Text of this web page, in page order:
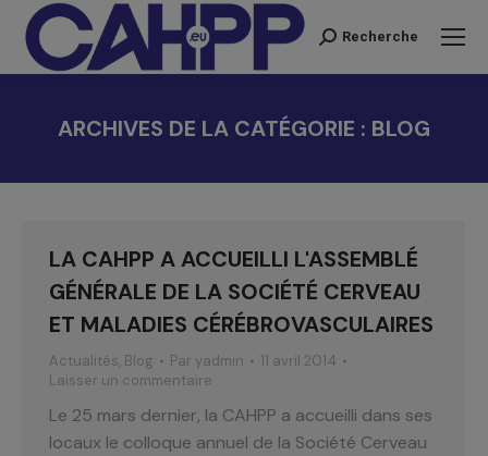
Recherche
Recherche
ARCHIVES DE LA CATÉGORIE : BLOG
LA CAHPP A ACCUEILLI L'ASSEMBLÉ
GÉNÉRALE DE LA SOCIÉTÉ CERVEAU
ET MALADIES CÉRÉBROVASCULAIRES
Actualités, Blog Par yadmin
11 avril 2014
Laisser un commentaire
Le 25 mars dernier, la CAHPP a accueilli dans ses
locaux le colloque annuel de la Société Cerveau